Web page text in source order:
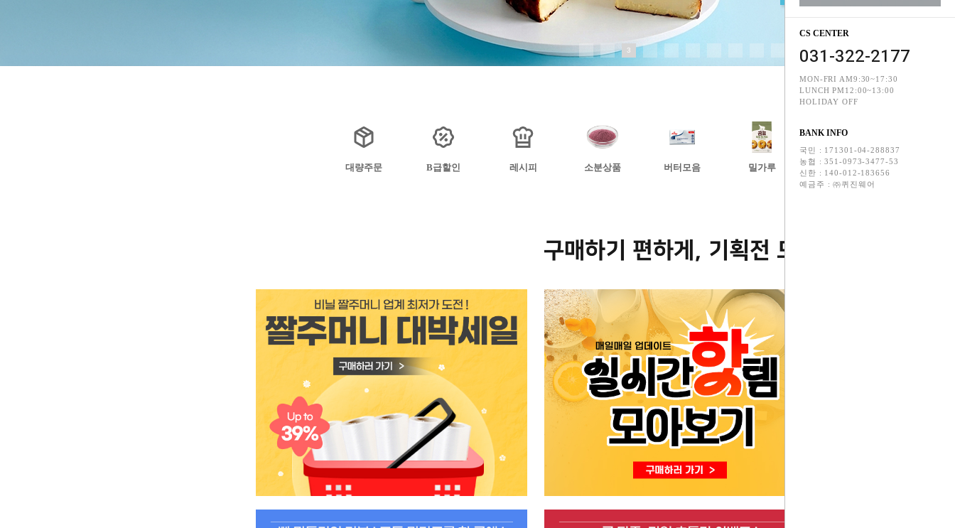
CS CENTER
031-322-2177
MON-FRI AM9:30~17:30
LUNCH PM12:00~13:00
HOLIDAY OFF
BANK INFO
국민 : 171301-04-288837
농협 : 351-0973-3477-53
신한 : 140-012-183656
예금주 : ㈜퀴진웨어
3
대량주문 B급할인 레시피 소분상품 버터모음 밀가루 깍지모음
구매하기 편하게, 기획전 모음